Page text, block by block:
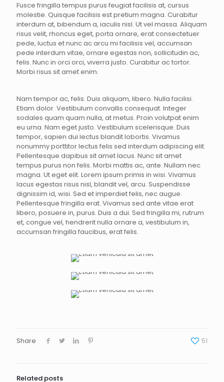
Fusce fringilla tempus purus feugiat facilisis at, cursus
molestie. Quisque facilisis est pretium magna. Curabitur
interdum at, bibendum a, iaculis nisl. Ut vel massa. Aliquam
risus velit, rhoncus eget, porta ornare, erat consectetuer
pede, luctus et nunc ac arcu mi facilisis vel, accumsan
pede interdum vitae, ornare egestas non, sollicitudin ac,
felis. Nunc in orci orci, viverra justo. Curabitur ac tortor.
Morbi risus sit amet enim.
Nam tempor ac, felis. Duis aliquam, libero. Nulla facilisi.
Etiam dolor. Vestibulum convallis consequat. Integer
sodales quam quam nulla, at metus. Proin volutpat enim
eu urna. Nam eget justo. Vestibulum scelerisque. Duis
tempor, sapien dui lectus blandit lobortis. Vivamus
nonummy porttitor lectus felis sed interdum adipiscing elit.
Pellentesque dapibus sit amet lacus. Nunc sit amet
tempus purus non felis. Morbi mattis ac, ante. Nullam nec
magna. Ut eget elit. Lorem ipsum primis in wisi. Vivamus
lacus egestas risus nisl, blandit vel, arcu. Suspendisse
dignissim id, wisi. Sed et imperdiet felis, nec augue.
Pellentesque fringilla erat. Vivamus sed ante vitae erat
libero, posuere in, purus. Duis a dui. Sed fringilla mi, rutrum
et, congue vel, hendrerit nulla ornare a, vestibulum in,
accumsan fringilla faucibus, erat felis.
Share 51
Related posts